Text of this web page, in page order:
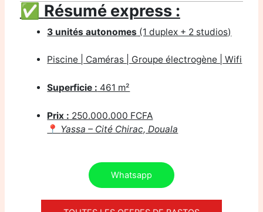
✅ Résumé express :
3 unités autonomes (1 duplex + 2 studios)
Piscine | Caméras | Groupe électrogène | Wifi
Superficie : 461 m²
Prix : 250.000.000 FCFA
📍 Yassa – Cité Chirac, Douala
Whatsapp